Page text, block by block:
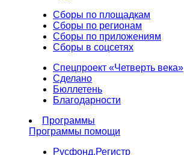
Сборы по площадкам
Сборы по регионам
Сборы по приложениям
Сборы в соцсетях
Спецпроект «Четверть века»
Сделано
Бюллетень
Благодарности
Программы
Программы помощи
Русфонд.Регистр